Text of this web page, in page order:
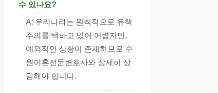
수 있나요?
A: 우리나라는 원칙적으로 유책
주의를 택하고 있어 어렵지만,
예외적인 상황이 존재하므로 수
원이혼전문변호사와 상세히 상
담해야 합니다.